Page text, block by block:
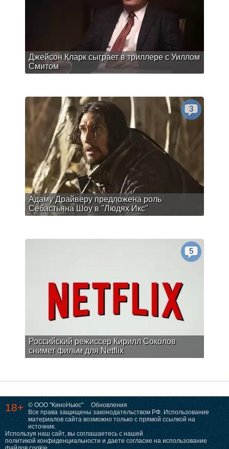
Джейсон Кларк сыграет в триллере с Уиллом
Смитом
Адаму Драйверу предложена роль
Себастьяна Шоу в "Людях Икс"
3
Российский режиссер Кирилл Соколов
снимет фильм для Netflix
5
18+ © ООО "КиноНьюс"
Обновления
Все права защищены законодательством РФ. Использование
материалов сайта возможно только с прямой ссылкой на
источник.
Используя наш сайт, вы соглашаетесь с нашей
политикой конфиденциальности и даете согласие на использование